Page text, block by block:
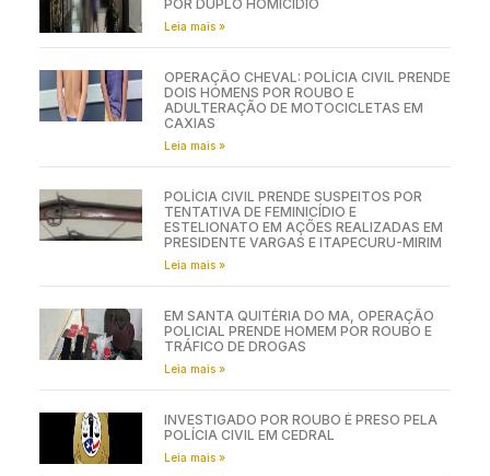
POR DUPLO HOMICÍDIO
Leia mais »
OPERAÇÃO CHEVAL: POLÍCIA CIVIL PRENDE
DOIS HOMENS POR ROUBO E
ADULTERAÇÃO DE MOTOCICLETAS EM
CAXIAS
Leia mais »
POLÍCIA CIVIL PRENDE SUSPEITOS POR
TENTATIVA DE FEMINICÍDIO E
ESTELIONATO EM AÇÕES REALIZADAS EM
PRESIDENTE VARGAS E ITAPECURU-MIRIM
Leia mais »
EM SANTA QUITÉRIA DO MA, OPERAÇÃO
POLICIAL PRENDE HOMEM POR ROUBO E
TRÁFICO DE DROGAS
Leia mais »
INVESTIGADO POR ROUBO É PRESO PELA
POLÍCIA CIVIL EM CEDRAL
Leia mais »